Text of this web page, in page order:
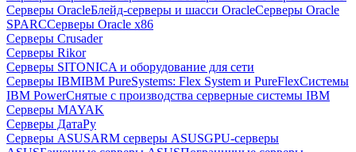
Серверы OracleБлейд-серверы и шасси OracleСерверы Oracle
SPARCСерверы Oracle x86
Серверы Crusader
Серверы Rikor
Серверы SITONICA и оборудование для сети
Серверы IBMIBM PureSystems: Flex System и PureFlexСистемы
IBM PowerСнятые с производства серверные системы IBM
Серверы MAYAK
Серверы ДатаРу
Серверы ASUSARM серверы ASUSGPU-серверы